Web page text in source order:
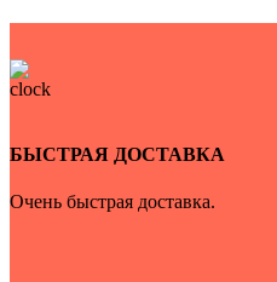
БЫСТРАЯ ДОСТАВКА
Очень быстрая доставка.